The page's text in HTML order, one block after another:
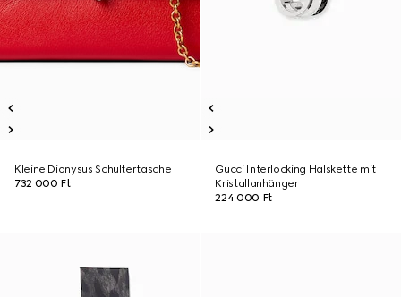
Kleine Dionysus Schultertasche
732 000 Ft
Gucci Interlocking Halskette mit
Kristallanhänger
224 000 Ft